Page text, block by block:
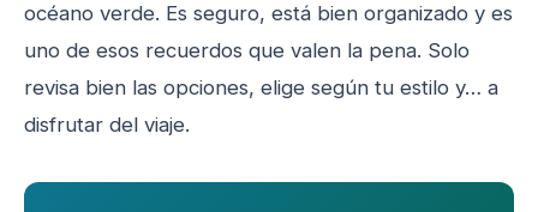
océano verde. Es seguro, está bien organizado y es
uno de esos recuerdos que valen la pena. Solo
revisa bien las opciones, elige según tu estilo y… a
disfrutar del viaje.